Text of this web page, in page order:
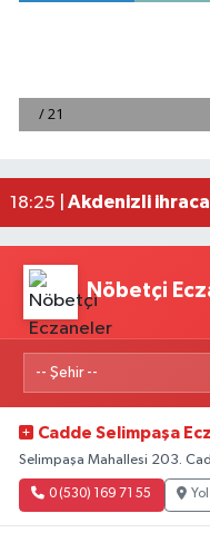
18:41 |
Bakan
19:38 |VakıfBank'tan
Nöbetçi
Cadde Selimpaşa
Selimpaşa Mahallesi 203.
0 (530) 169 71 55